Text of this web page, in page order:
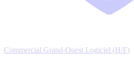
Commercial Grand-Ouest Logiciel (H/F)